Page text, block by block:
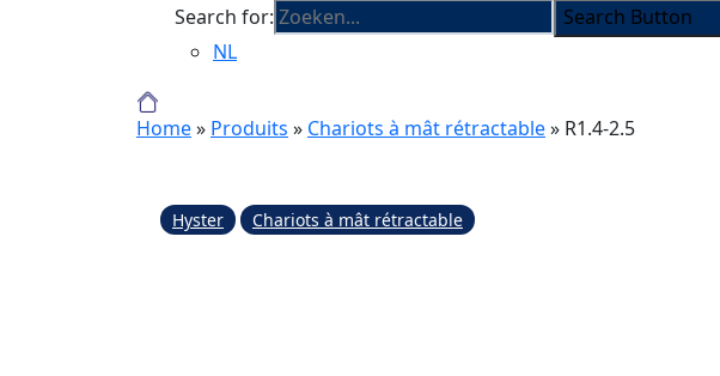
Search for:
Search Button
NL
Home» Produits » Chariots à mât rétractable» R1.4-2.5
Hyster Chariots à mât rétractable